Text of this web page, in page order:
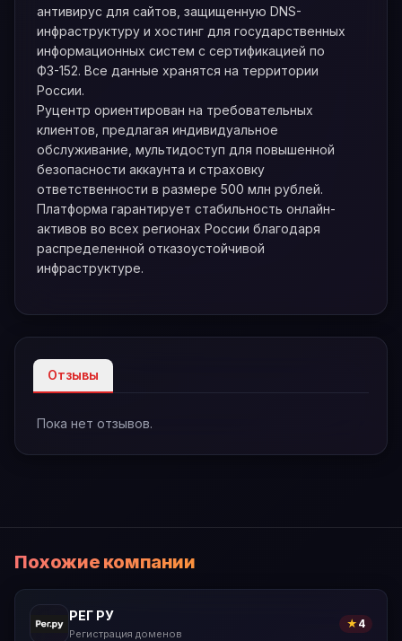
антивирус для сайтов, защищенную DNS-
инфраструктуру и хостинг для государственных
информационных систем с сертификацией по
ФЗ-152. Все данные хранятся на территории
России.
Руцентр ориентирован на требовательных
клиентов, предлагая индивидуальное
обслуживание, мультидоступ для повышенной
безопасности аккаунта и страховку
ответственности в размере 500 млн рублей.
Платформа гарантирует стабильность онлайн-
активов во всех регионах России благодаря
распределенной отказоустойчивой
инфраструктуре.
Отзывы
Пока нет отзывов.
Похожие компании
РЕГ РУ
Регистрация доменов
★ 4